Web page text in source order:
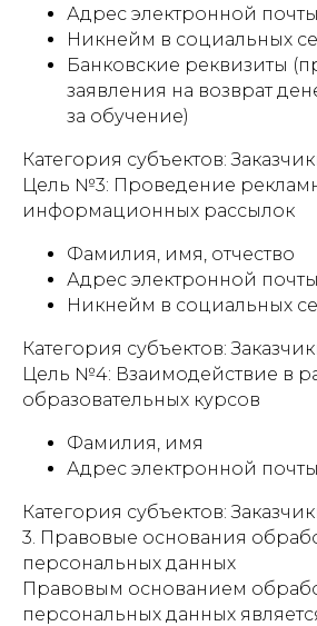
Адрес электронной почты
Никнейм в социальных
Банковские реквизиты
заявления на возврат
за обучение)
Категория субъектов:
Цель №3: Проведение
информационных рассылок
Фамилия, имя, отчество
Адрес электронной почты
Никнейм в социальных
Категория субъектов:
Цель №4: Взаимодействие в
образовательных курсов
Фамилия, имя
Адрес электронной почты
Категория субъектов:
3. Правовые основания
персональных данных
Правовым основанием
персональных данных